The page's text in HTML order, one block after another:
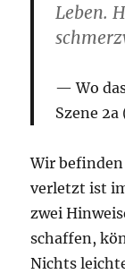
Leben.
Wo
Szene
Wir
verletzt ist
zwei
schaffen,
Nichts